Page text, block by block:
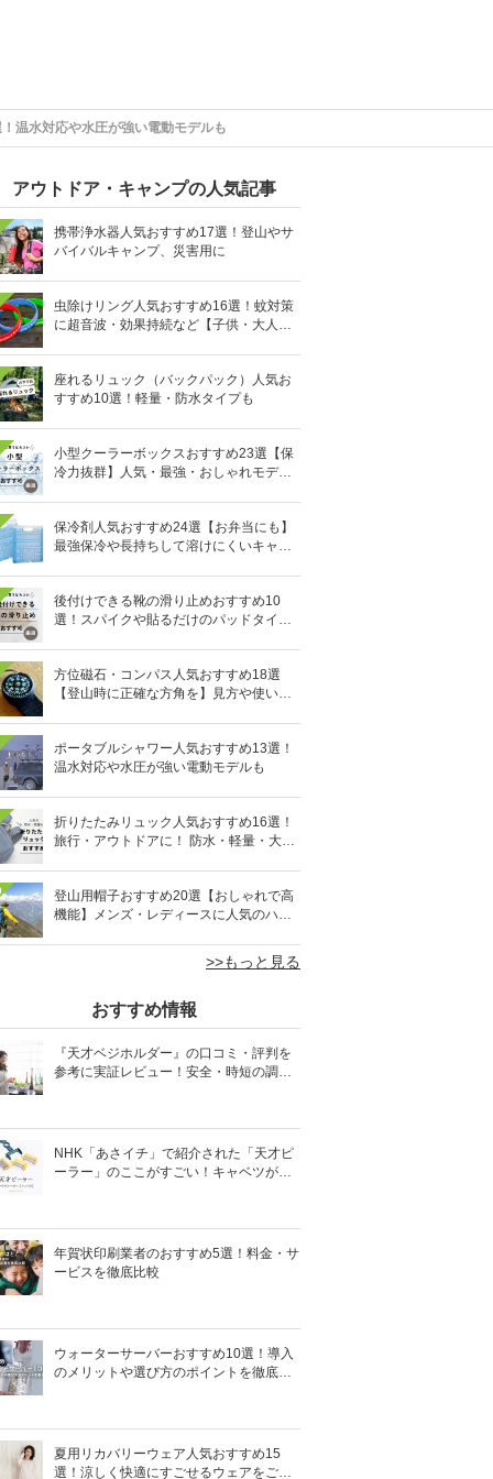
温水対応や水圧が強い電動モデルも
アウトドア・キャンプの人気記事
携帯浄水器人気おすすめ17選！登山やサ
バイバルキャンプ、災害用に
虫除けリング人気おすすめ16選！蚊対策
に超音波・効果持続など【子供・大人用
座れるリュック（バックパック）人気お
すすめ10選！軽量・防水タイプも
小型クーラーボックスおすすめ23選【保
冷力抜群】人気・最強・おしゃれモデル
保冷剤人気おすすめ24選【お弁当にも】
最強保冷や長持ちして溶けにくいキャン
後付けできる靴の滑り止めおすすめ10
選！スパイクや貼るだけのパッドタイプ
方位磁石・コンパス人気おすすめ18選
【登山時に正確な方角を】見方や使い方
ポータブルシャワー人気おすすめ13選！
温水対応や水圧が強い電動モデルも
折りたたみリュック人気おすすめ16選！
旅行・アウトドアに！ 防水・軽量・大容
登山用帽子おすすめ20選【おしゃれで高
機能】メンズ・レディースに人気のハッ
>>もっと見る
おすすめ情報
『天才ベジホルダー』の口コミ・評判を
参考に実証レビュー！安全・時短の調理
NHK「あさイチ」で紹介された「天才ピ
ーラー」のここがすごい！キャベツがほ
年賀状印刷業者のおすすめ5選！料金・サ
ービスを徹底比較
ウォーターサーバーおすすめ10選！導入
のメリットや選び方のポイントを徹底解
夏用リカバリーウェア人気おすすめ15
選！涼しく快適にすごせるウェアをご紹